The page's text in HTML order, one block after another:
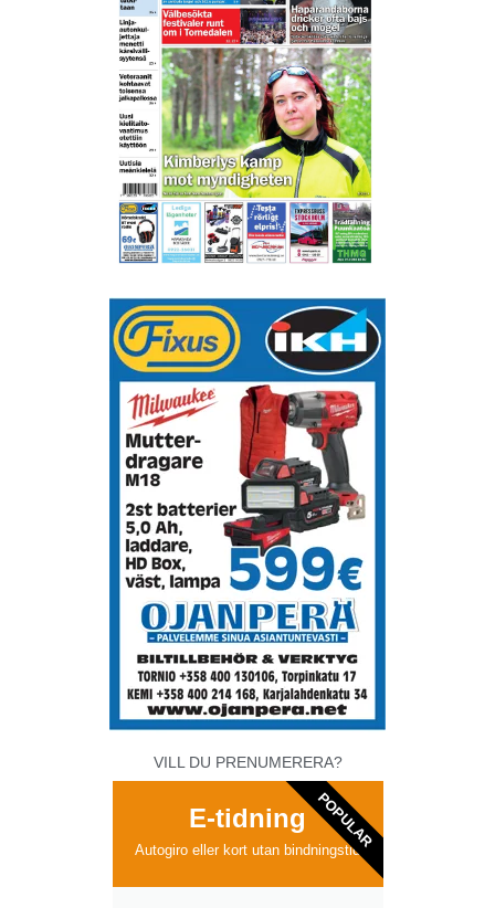
VILL DU PRENUMERERA?
E-tidning
Autogiro eller kort utan bindningstid
POPULAR